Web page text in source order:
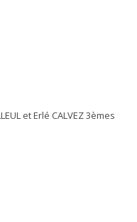
et Erlé CALVEZ 3èmes